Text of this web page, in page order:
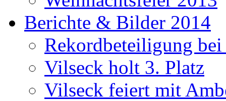
Berichte & Bilder 2014
Rekordbeteiligung bei
Vilseck holt 3. Platz
Vilseck feiert mit